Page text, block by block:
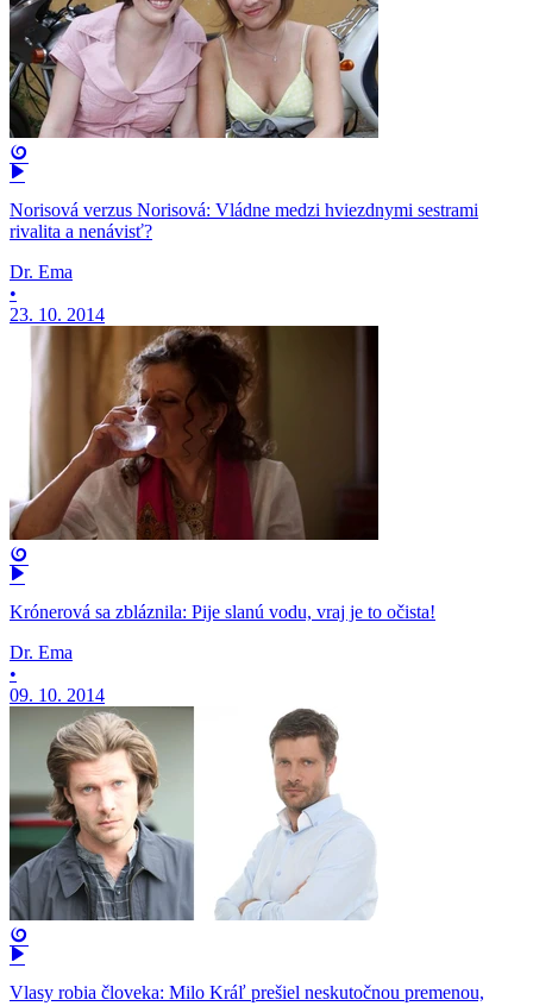
Norisová verzus Norisová: Vládne medzi hviezdnymi sestrami
rivalita a nenávisť?
Dr. Ema
•
23. 10. 2014
Krónerová sa zbláznila: Pije slanú vodu, vraj je to očista!
Dr. Ema
•
09. 10. 2014
Vlasy robia človeka: Milo Kráľ prešiel neskutočnou premenou,